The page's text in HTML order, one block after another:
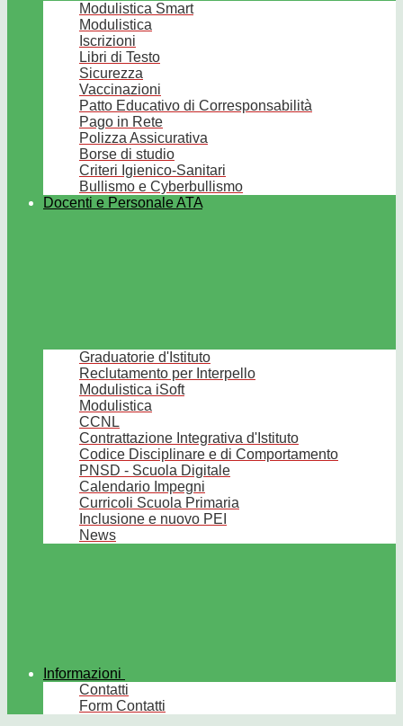
Modulistica Smart
Modulistica
Iscrizioni
Libri di Testo
Sicurezza
Vaccinazioni
Patto Educativo di Corresponsabilità
Pago in Rete
Polizza Assicurativa
Borse di studio
Criteri Igienico-Sanitari
Bullismo e Cyberbullismo
Docenti e Personale ATA
Graduatorie d'Istituto
Reclutamento per Interpello
Modulistica iSoft
Modulistica
CCNL
Contrattazione Integrativa d'Istituto
Codice Disciplinare e di Comportamento
PNSD - Scuola Digitale
Calendario Impegni
Curricoli Scuola Primaria
Inclusione e nuovo PEI
News
Informazioni
Contatti
Form Contatti